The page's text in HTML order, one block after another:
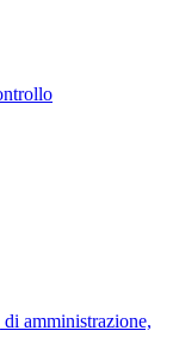
amministrazione,